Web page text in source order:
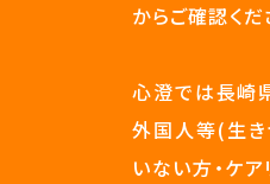
からご確認くだ
心澄では長崎
外国人等(生き
いない方・ケ